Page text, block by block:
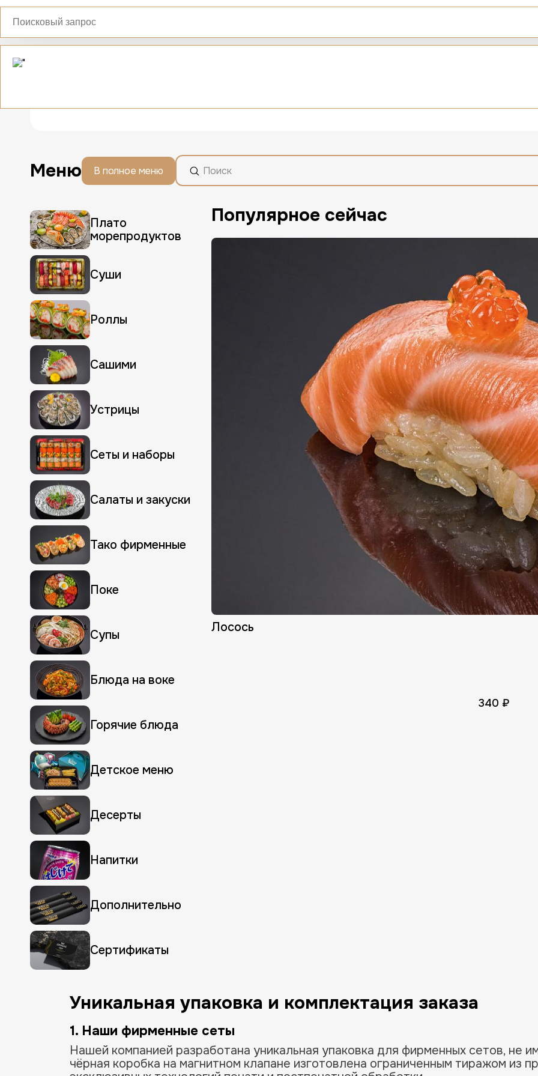
Срок действия коды вышел
Отправить код повторно
Меню В полное меню Поиск
Плато
морепродуктов
Суши
Роллы
Сашими
Устрицы
Сеты и наборы
Салаты и закуски
Тако фирменные
Поке
Супы
Блюда на воке
Горячие блюда
Детское меню
Десерты
Напитки
Дополнительно
Сертификаты
Популярное сейчас
Лосось
340 ₽
Уникальная упаковка и комплектация заказа
1. Наши фирменные сеты
Нашей компанией разработана уникальная упаковка для фирменных сетов, не
чёрная коробка на магнитном клапане изготовлена ограниченным тиражом из
Выбрать адрес
Неполный адрес, выберите дом